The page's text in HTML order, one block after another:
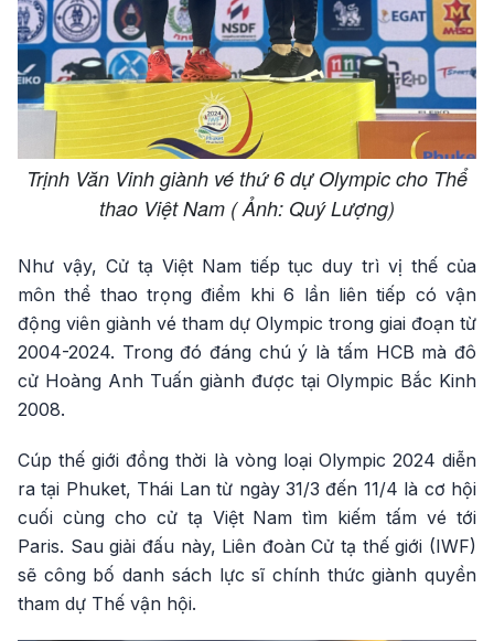
Trịnh Văn Vinh giành vé thứ 6 dự Olympic cho Thể
thao Việt Nam ( Ảnh: Quý Lượng)
Như vậy, Cử tạ Việt Nam tiếp tục duy trì vị thế của
môn thể thao trọng điểm khi 6 lần liên tiếp có vận
động viên giành vé tham dự Olympic trong giai đoạn từ
2004-2024. Trong đó đáng chú ý là tấm HCB mà đô
cử Hoàng Anh Tuấn giành được tại Olympic Bắc Kinh
2008.
Cúp thế giới đồng thời là vòng loại Olympic 2024 diễn
ra tại Phuket, Thái Lan từ ngày 31/3 đến 11/4 là cơ hội
cuối cùng cho cử tạ Việt Nam tìm kiếm tấm vé tới
Paris. Sau giải đấu này, Liên đoàn Cử tạ thế giới (IWF)
sẽ công bố danh sách lực sĩ chính thức giành quyền
tham dự Thế vận hội.